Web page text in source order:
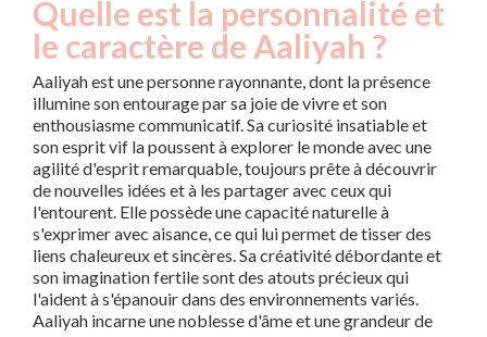
Quelle est la personnalité et
le caractère de Aaliyah ?
Aaliyah est une personne rayonnante, dont la présence
illumine son entourage par sa joie de vivre et son
enthousiasme communicatif. Sa curiosité insatiable et
son esprit vif la poussent à explorer le monde avec une
agilité d'esprit remarquable, toujours prête à découvrir
de nouvelles idées et à les partager avec ceux qui
l'entourent. Elle possède une capacité naturelle à
s'exprimer avec aisance, ce qui lui permet de tisser des
liens chaleureux et sincères. Sa créativité débordante et
son imagination fertile sont des atouts précieux qui
l'aident à s'épanouir dans des environnements variés.
Aaliyah incarne une noblesse d'âme et une grandeur de